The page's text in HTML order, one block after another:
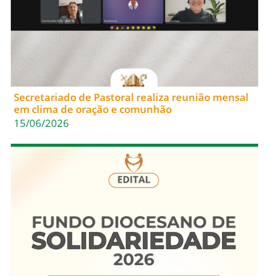
Secretariado de Pastoral realiza reunião mensal
em clima de oração e comunhão
15/06/2026